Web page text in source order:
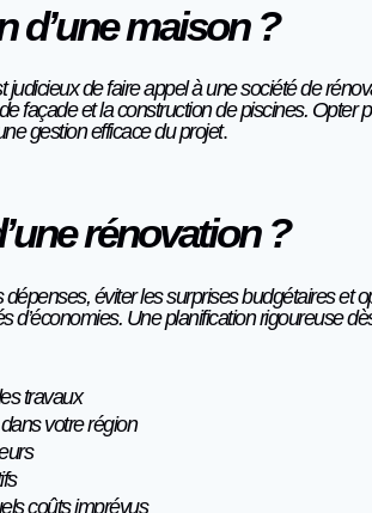
d’une maison ?
judicieux de faire appel à une société de
façade et la construction de piscines.
gestion efficace du projet.
rénovation ?
éviter les surprises budgétaires et
d’économies. Une planification rigoureuse
travaux
votre région
coûts imprévus